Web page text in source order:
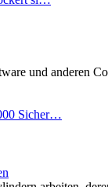
und anderen
Sicher…